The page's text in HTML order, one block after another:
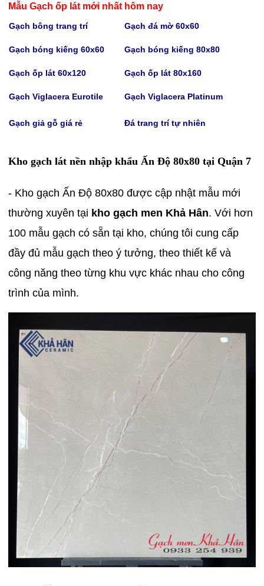
Mẫu Gạch ốp lát mới nhất hôm nay
Gạch bông trang trí Gạchđá mờ 60x60
Gạch bóng kiếng 60x60 Gạch bóng kiếng80x80
Gạchốp lát 60x120 Gạchốp lát 80x160
Gạch Viglacera Eurotile Gạch Viglacera Platinum
Gạch giả gỗ giá rẻ Đá trang trí tự nhiên
Kho gạch lát nền nhập khẩu Ấn Độ 80x80 tại Quận 7
- Kho gạch Ấn Độ 80x80 được cập nhật mẫu mới
thường xuyên tại kho gạch men Khả Hân. Với hơn
100 mẫu gạch có sẵn tại kho, chúng tôi cung cấp
đầy đủ mẫu gạch theo ý tưởng, theo thiết kế và
công năng theo từng khu vực khác nhau cho công
trình của mình.